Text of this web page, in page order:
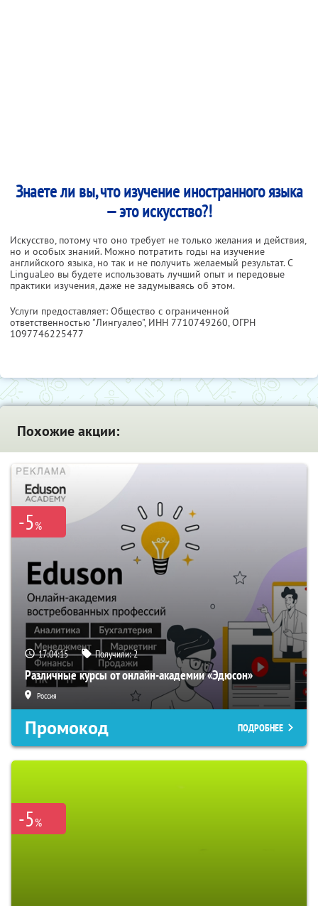
Знаете ли вы, что изучение иностранного языка
— это искусство?!
Искусство, потому что оно требует не только желания и действия,
но и особых знаний. Можно потратить годы на изучение
английского языка, но так и не получить желаемый результат. С
LinguaLeo вы будете использовать лучший опыт и передовые
практики изучения, даже не задумываясь об этом.
Услуги предоставляет: Общество с ограниченной
ответственностью "Лингуалео", ИНН 7710749260, ОГРН
1097746225477
Похожие акции:
-5%
17:04:14 Получили:2
Различные курсы от онлайн-академии «Эдюсон»
Россия
Промокод ПОДРОБНЕЕ
-5%